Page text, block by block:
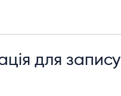
для запису